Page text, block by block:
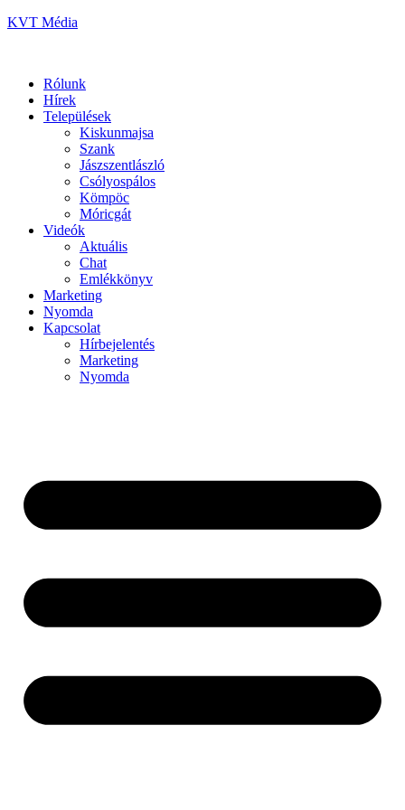
KVT Média
Rólunk
Hírek
Települések
Kiskunmajsa
Szank
Jászszentlászló
Csólyospálos
Kömpöc
Móricgát
Videók
Aktuális
Chat
Emlékkönyv
Marketing
Nyomda
Kapcsolat
Hírbejelentés
Marketing
Nyomda